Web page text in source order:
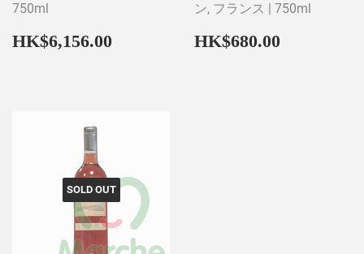
750ml
Regular
price
HK$6,156.00 HK$6,156.00
ン, フランス | 750ml
Regular
price
HK$680.00
SOLD OUT